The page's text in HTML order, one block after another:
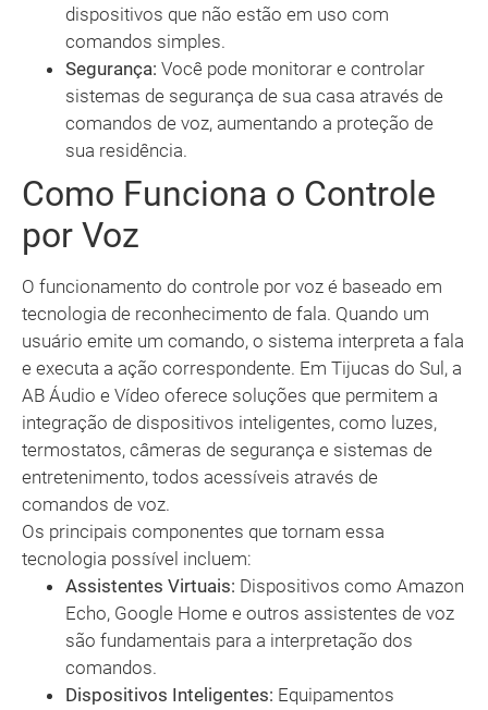
dispositivos que não estão em uso com
comandos simples.
Segurança: Você pode monitorar e controlar
sistemas de segurança de sua casa através de
comandos de voz, aumentando a proteção de
sua residência.
Como Funciona o Controle
por Voz
O funcionamento do controle por voz é baseado em
tecnologia de reconhecimento de fala. Quando um
usuário emite um comando, o sistema interpreta a fala
e executa a ação correspondente. Em Tijucas do Sul, a
AB Áudio e Vídeo oferece soluções que permitem a
integração de dispositivos inteligentes, como luzes,
termostatos, câmeras de segurança e sistemas de
entretenimento, todos acessíveis através de
comandos de voz.
Os principais componentes que tornam essa
tecnologia possível incluem:
Assistentes Virtuais: Dispositivos como Amazon
Echo, Google Home e outros assistentes de voz
são fundamentais para a interpretação dos
comandos.
Dispositivos Inteligentes: Equipamentos